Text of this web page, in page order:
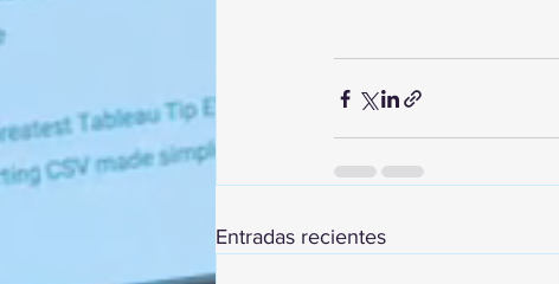
Entradas recientes